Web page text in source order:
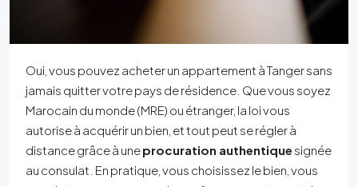
Oui, vous pouvez acheter un appartement à Tanger sans
jamais quitter votre pays de résidence. Que vous soyez
Marocain du monde (MRE) ou étranger, la loi vous
autorise à acquérir un bien, et tout peut se régler à
distance grâce à uneprocuration authentique signée
au consulat. En pratique, vous choisissez le bien, vous